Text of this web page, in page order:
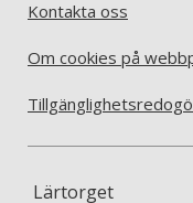
Kontakta oss
Om cookies på
Lärtorget